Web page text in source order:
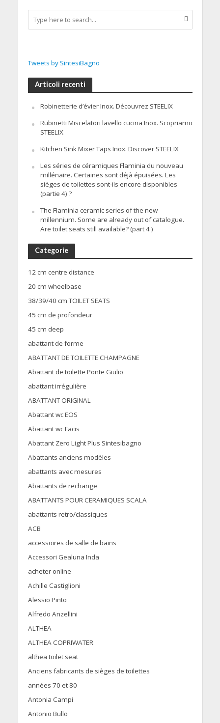
Tweets by SintesiBagno
Articoli recenti
Robinetterie d’évier Inox. Découvrez STEELIX
Rubinetti Miscelatori lavello cucina Inox. Scopriamo
STEELIX
Kitchen Sink Mixer Taps Inox. Discover STEELIX
Les séries de céramiques Flaminia du nouveau
millénaire. Certaines sont déjà épuisées. Les
sièges de toilettes sont-ils encore disponibles
(partie 4) ?
The Flaminia ceramic series of the new
millennium. Some are already out of catalogue.
Are toilet seats still available? (part 4 )
Categorie
12 cm centre distance
20 cm wheelbase
38/39/40 cm TOILET SEATS
45 cm de profondeur
45 cm deep
abattant de forme
ABATTANT DE TOILETTE CHAMPAGNE
Abattant de toilette Ponte Giulio
abattant irrégulière
ABATTANT ORIGINAL
Abattant wc EOS
Abattant wc Facis
Abattant Zero Light Plus Sintesibagno
Abattants anciens modèles
abattants avec mesures
Abattants de rechange
ABATTANTS POUR CERAMIQUES SCALA
abattants retro/classiques
ACB
accessoires de salle de bains
Accessori Gealuna Inda
acheter online
Achille Castiglioni
Alessio Pinto
Alfredo Anzellini
ALTHEA
ALTHEA COPRIWATER
althea toilet seat
Anciens fabricants de sièges de toilettes
années 70 et 80
Antonia Campi
Antonio Bullo